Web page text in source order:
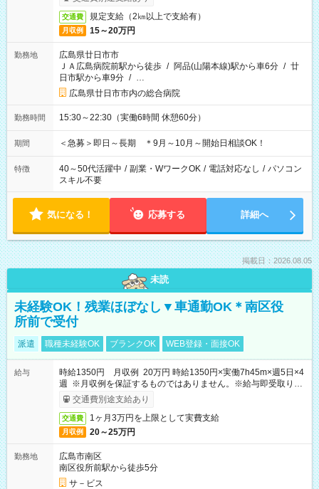
交通費 規定支給（2㎞以上で支給有）
月収例 15～20万円
勤務地
広島県廿日市市
ＪＡ広島病院前駅から徒歩 / 阿品(山陽本線)駅から車6分 / 廿
日市駅から車9分 / …
広島県廿日市市内の総合病院
勤務時間 15:30～22:30（実働6時間 休憩60分）
期間 ＜急募＞即日～長期 ＊9月～10月～開始日相談OK！
特徴 40～50代活躍中 / 副業・WワークOK / 電話対応なし / パソコン
スキル不要
気になる！ 応募する 詳細へ
掲載日：2026.08.05
未読
未経験OK！残業ほぼなし▼車通勤OK＊南区役
所前で受付
派遣 職種未経験OK ブランクOK WEB登録・面接OK
給与
時給1350円 月収例 20万円 時給1350円×実働7h45m×週5日×4
週 ※月収例を保証するものではありません。※給与即受取りサ
ービス利用可（利用条件有）
交通費別途支給あり
交通費 1ヶ月3万円を上限として実費支給
月収例 20～25万円
勤務地
広島市南区
南区役所前駅から徒歩5分
サ－ビス